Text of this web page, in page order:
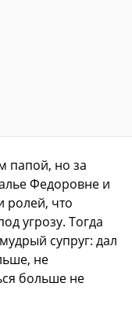
папой, но за
Федоровне и
ролей, что
угрозу. Тогда
супруг: дал
не
больше не